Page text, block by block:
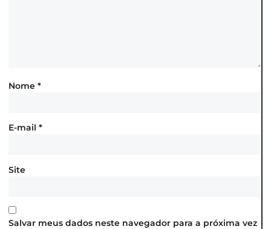
Nome *
E-mail *
Site
Salvar meus dados neste navegador para a próxima vez